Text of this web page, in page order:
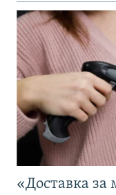
«Доставка за